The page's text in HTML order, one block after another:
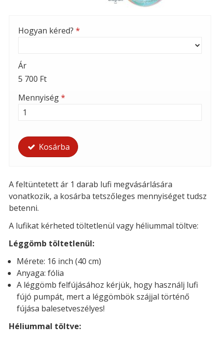
Hogyan kéred? *
Ár
5 700 Ft
Mennyiség*
Kosárba
A feltüntetett ár 1 darab lufi megvásárlására
vonatkozik, a kosárba tetszőleges mennyiséget tudsz
betenni.
A lufikat kérheted töltetlenül vagy héliummal töltve:
Léggömb töltetlenül:
Mérete: 16 inch (40 cm)
Anyaga: fólia
A léggömb felfújásához kérjük, hogy használj lufi
fújó pumpát, mert a léggömbök szájjal történő
fújása balesetveszélyes!
Héliummal töltve: